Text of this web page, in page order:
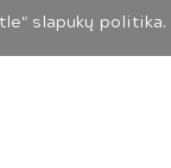
slapukų politika.